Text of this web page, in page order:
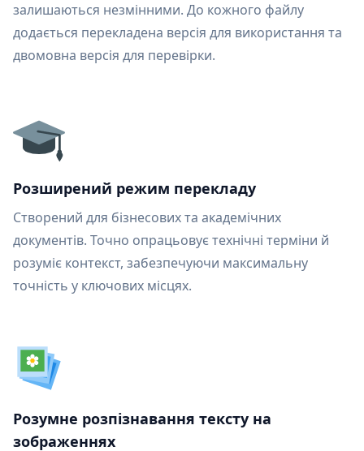
залишаються незмінними. До кожного файлу
додається перекладена версія для використання та
двомовна версія для перевірки.
Розширений режим перекладу
Створений для бізнесових та академічних
документів. Точно опрацьовує технічні терміни й
розуміє контекст, забезпечуючи максимальну
точність у ключових місцях.
Розумне розпізнавання тексту на
зображеннях